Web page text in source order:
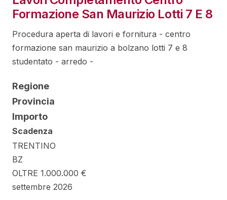
Formazione San Maurizio Lotti 7 E 8
Procedura aperta di lavori e fornitura - centro
formazione san maurizio a bolzano lotti 7 e 8
studentato - arredo -
Regione
Provincia
Importo
Scadenza
TRENTINO
BZ
OLTRE 1.000.000 €
settembre 2026